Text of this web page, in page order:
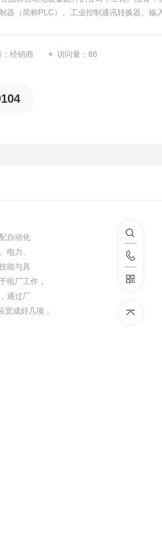
器（简称PLC）、工业控制通讯转换器、输
：经销商 访问量：86
自动化
电力、
能与具
电厂工作，
通过厂
成好几项，